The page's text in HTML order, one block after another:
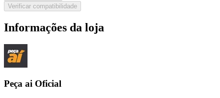
Verificar compatibilidade
Informações da loja
Peça ai Oficial